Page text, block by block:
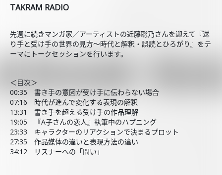
TAKRAM RADIO
先週に続きマンガ家／アーティストの近藤聡乃さんを迎えて『送
り手と受け手の世界の見方〜時代と解釈・誤読とひろがり』をテ
ーマにトークセッションを行います。
＜目次＞
00:35 書き手の意図が受け手に伝わらない場合
07:16 時代が進んで変化する表現の解釈
13:31 書き手を超える受け手の作品理解
19:05 『A子さんの恋人』執筆中のハプニング
23:33 キャラクターのリアクションで決まるプロット
27:35 作品媒体の違いと表現方法の違い
34:12 リスナーへの「問い」